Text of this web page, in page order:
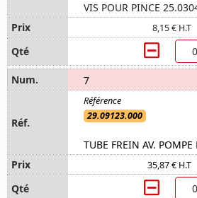
VIS POUR PINCE
8,15 € H.T
7
29.09123.000
TUBE FREIN AV.
35,87 € H.T